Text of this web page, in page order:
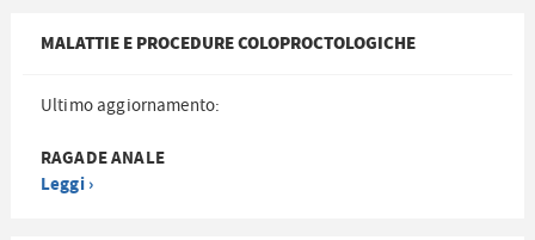
MALATTIE E PROCEDURE COLOPROCTOLOGICHE
Ultimo aggiornamento:
RAGADE ANALE
Leggi ›